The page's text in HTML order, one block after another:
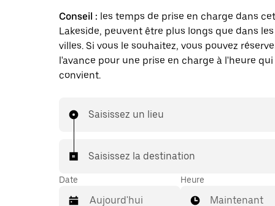
Conseil : les temps de prise en charge dans
Lakeside, peuvent être plus longs que dans
villes. Si vous le souhaitez, vous pouvez
l'avance pour une prise en charge à l'heure qui
convient.
Saisissez un lieu
Saisissez la destination
Date Heure
Maintenant